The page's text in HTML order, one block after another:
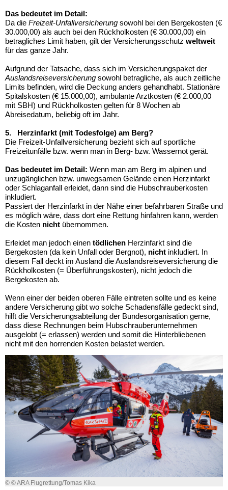
Das bedeutet im Detail:
Da die Freizeit-Unfallversicherung sowohl bei den Bergekosten (€
30.000,00) als auch bei den Rückholkosten (€ 30.000,00) ein
betragliches Limit haben, gilt der Versicherungsschutz weltweit
für das ganze Jahr.
Aufgrund der Tatsache, dass sich im Versicherungspaket der
Auslandsreiseversicherung sowohl betragliche, als auch zeitliche
Limits befinden, wird die Deckung anders gehandhabt. Stationäre
Spitalskosten (€ 15.000,00), ambulante Arztkosten (€ 2.000,00
mit SBH) und Rückholkosten gelten für 8 Wochen ab
Abreisedatum, beliebig oft im Jahr.
5. Herzinfarkt (mit Todesfolge) am Berg?
Die Freizeit-Unfallversicherung bezieht sich auf sportliche
Freizeitunfälle bzw. wenn man in Berg- bzw. Wassernot gerät.
Das bedeutet im Detail: Wenn man am Berg im alpinen und
unzugänglichen bzw. unwegsamen Gelände einen Herzinfarkt
oder Schlaganfall erleidet, dann sind die Hubschrauberkosten
inkludiert.
Passiert der Herzinfarkt in der Nähe einer befahrbaren Straße und
es möglich wäre, dass dort eine Rettung hinfahren kann, werden
die Kosten nicht übernommen.
Erleidet man jedoch einen tödlichen Herzinfarkt sind die
Bergekosten (da kein Unfall oder Bergnot), nicht inkludiert. In
diesem Fall deckt im Ausland die Auslandsreiseversicherung die
Rückholkosten (= Überführungskosten), nicht jedoch die
Bergekosten ab.
Wenn einer der beiden oberen Fälle eintreten sollte und es keine
andere Versicherung gibt wo solche Schadensfälle gedeckt sind,
hilft die Versicherungsabteilung der Bundesorganisation gerne,
dass diese Rechnungen beim Hubschrauberunternehmen
ausgelobt (= erlassen) werden und somit die Hinterbliebenen
nicht mit den horrenden Kosten belastet werden.
© © ARA Flugrettung/Tomas Kika